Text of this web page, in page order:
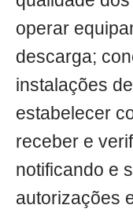
operar
descarga;
instalações
estabelecer
receber e
notificando e
autorizações